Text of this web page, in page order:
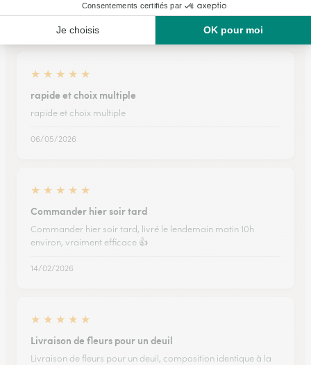
Urville
★ ★ ★ ★ ★
rapide et choix multiple
rapide et choix multiple
06/05/2026
★ ★ ★ ★ ★
Commander hier soir tard
Commander hier soir tard, livré le lendemain matin 10h
environ, vraiment efficace 👍
14/02/2026
★ ★ ★ ★ ★
Livraison de fleurs pour un deuil
Livraison de fleurs pour un deuil, composition identique à la